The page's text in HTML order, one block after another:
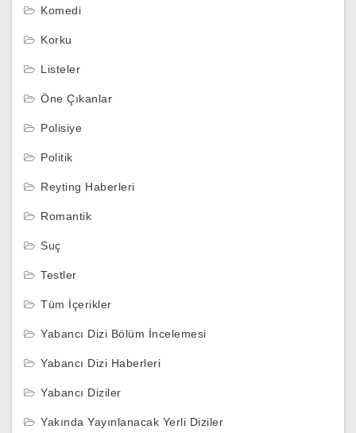
Komedi
Korku
Listeler
Öne Çıkanlar
Polisiye
Politik
Reyting Haberleri
Romantik
Suç
Testler
Tüm İçerikler
Yabancı Dizi Bölüm İncelemesi
Yabancı Dizi Haberleri
Yabancı Diziler
Yakında Yayınlanacak Yerli Diziler